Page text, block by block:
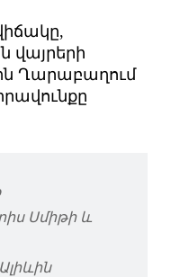
վայրերի
Ղարաբաղում
Սմիթի և